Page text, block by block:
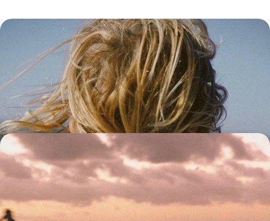
De Tahiti aux Tuamotu, la Polynésie en famille -
Poissons-clowns, lagons et lait de coco
Faire le plein de lumière à Tahiti puis Moorea, vivre d’amour et d’eau
(pas si) fraîche à Bora Bora, partir à l’aventure à Rangiroa
15 jours, de 4300 à 5800 €
La Polynésie comme chez soi - Tous ensemble en
villas privées
Tahiti, Moorea, Bora Bora : en famille – de sang ou de cœur –, une base
et un véhicule sur chaque île pour vivre la Polynésie à son rythme
16 jours, de 5300 à 7500 €